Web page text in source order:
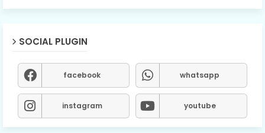
SOCIAL PLUGIN
facebook whatsapp
instagram youtube